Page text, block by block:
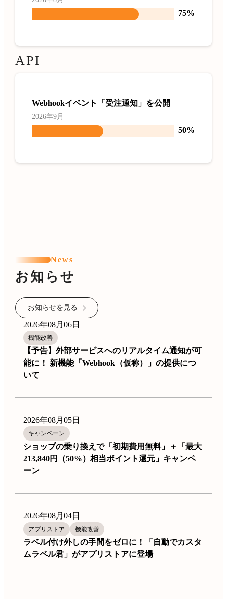
75%
API
Webhookイベント「受注通知」を公開
2026年9月
50%
News
お知らせ
お知らせを見る
2026年08月06日
機能改善
【予告】外部サービスへのリアルタイム通知が可
能に！ 新機能「Webhook（仮称）」の提供につ
いて
2026年08月05日
キャンペーン
ショップの乗り換えで「初期費用無料」＋「最大
213,840円（50%）相当ポイント還元」キャンペ
ーン
2026年08月04日
アプリストア 機能改善
ラベル付け外しの手間をゼロに！「自動でカスタ
ムラベル君」がアプリストアに登場